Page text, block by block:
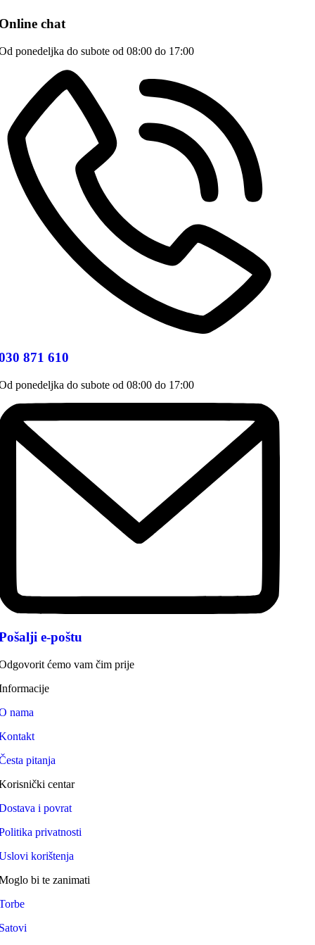
chat
ponedeljka do subote od 08:00 do 17:00
871 610
ponedeljka do subote od 08:00 do 17:00
e-poštu
ćemo vam čim prije
nama
pitanja
centar
i povrat
privatnosti
korištenja
bi te zanimati